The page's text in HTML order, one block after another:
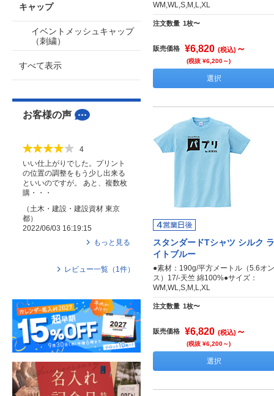
WM,WL,S,M,L,XL
注文数量 1枚〜
販売価格 ¥6,820 (税込) ～
(税抜 ¥6,200～)
選択
スタンダードTシャツ シルク ラ
イトブルー
●素材：190g/平方メートル（5.6オン
ス）17/-天竺 綿100%●サイズ：
WM,WL,S,M,L,XL
注文数量 1枚〜
販売価格 ¥6,820 (税込) ～
(税抜 ¥6,200～)
選択
キャップ
イベントメッシュキャップ
（刺繍）
すべて表示
お客様の声
4
いい仕上がりでした。プリント
の位置の調整をもう少し出来る
といいのですが。 あと、複数枚
購・・・
（ 土木・建設・建設資材 東京
都）
2022/06/03 16:19:15
もっと見る
レビュー一覧（ 1 件）